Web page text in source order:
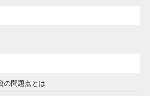
の問題点とは